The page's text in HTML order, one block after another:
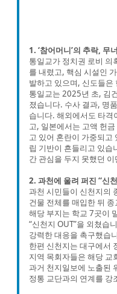
1. ‘참어머니’의 추락, 무
통일교가 정치권 로비 의
를 내렸고, 핵심 시설인
발하고 있으며, 신도들은
통일교는 2025년 초, 김
졌습니다. 수사 결과, 명
습니다. 해외에서도 타격
고, 일본에서는 고액 헌
고 있어 혼란이 가중되고
립 기반이 흔들리고 있습
간 관심을 두지 못했던
2. 과천에 울려 퍼진 “신
과천 시민들이 신천지의
건물 전체를 매입한 뒤
해당 부지는 학교 7곳이
“신천지 OUT”을 외쳤습
강력한 대응을 촉구했습
한편 신천지는 대구에서
지역 목회자들은 해당 교
과거 천지일보에 노출된
정통 교단과의 연계를 강